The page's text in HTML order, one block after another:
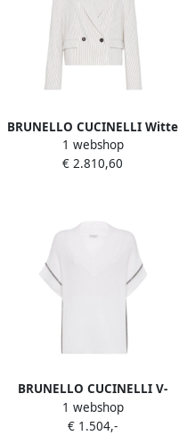
BRUNELLO CUCINELLI Witte
Double-Breasted Jas met
Zakken White Dames
1 webshop
€ 2.810,60
BRUNELLO CUCINELLI V-
hals trui korte mouw
lichtgewicht breisel White
1 webshop
€ 1.504,-